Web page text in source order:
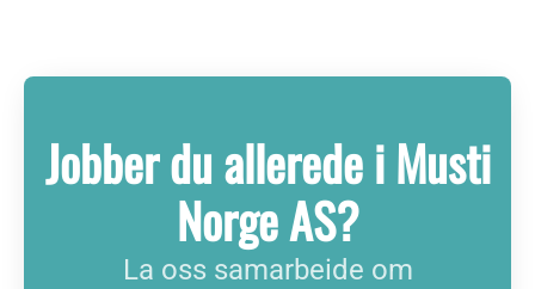
Jobber du allerede i Musti
Norge AS?
La oss samarbeide om